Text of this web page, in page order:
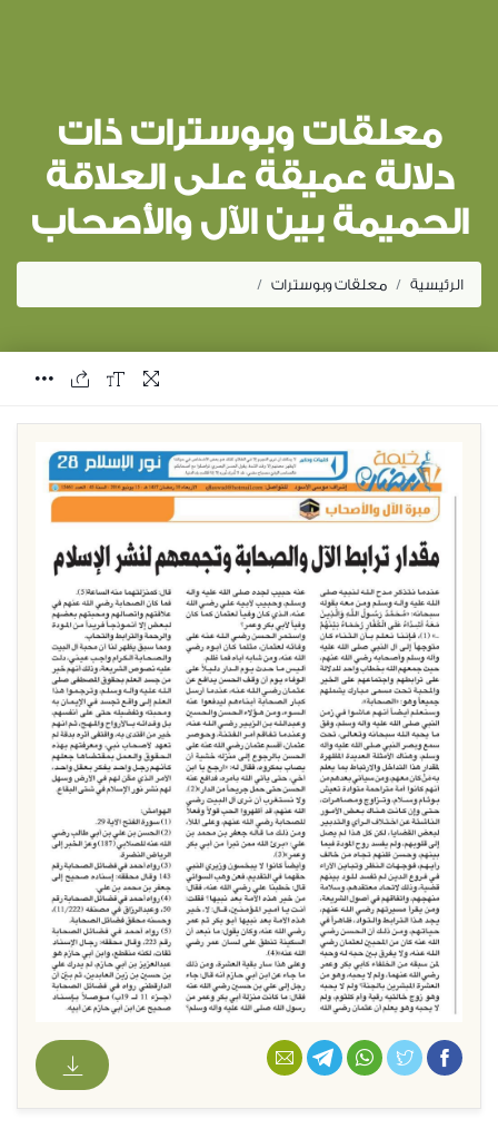
معلقات وبوسترات ذات
دلالة عميقة على العلاقة
الحميمة بين الآل والأصحاب
الرئيسية معلقات وبوسترات